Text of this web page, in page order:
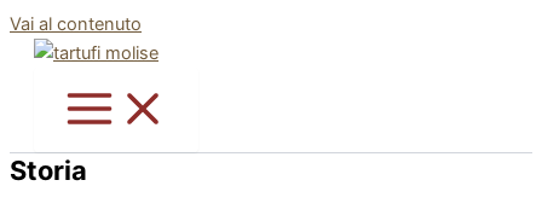
Vai al contenuto
Storia